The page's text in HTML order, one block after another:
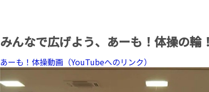
みんなで広げよう、あーも！体操の輪
あーも！体操動画（YouTubeへのリンク）